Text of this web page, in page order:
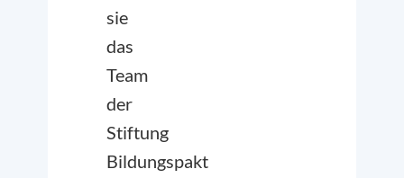
sie
das
Team
der
Stiftung
Bildungspakt